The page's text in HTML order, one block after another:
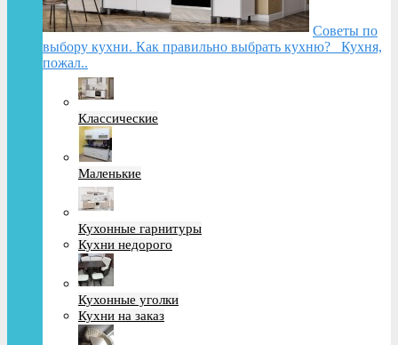
Советы по
выбору кухни. Как правильно выбрать кухню? Кухня,
пожал..
Классические
Маленькие
Кухонные гарнитуры
Кухни недорого
Кухонные уголки
Кухни на заказ